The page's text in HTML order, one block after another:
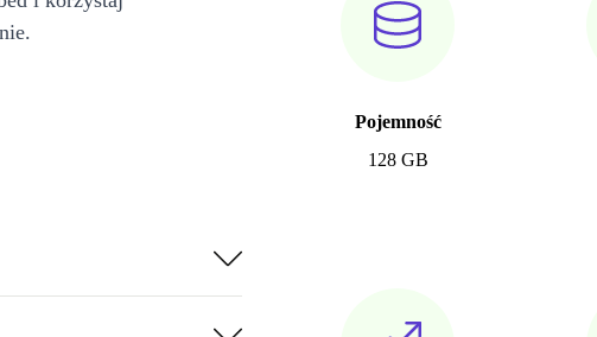
Pojemność
128 GB